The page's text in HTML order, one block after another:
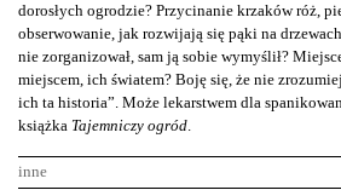
dorosłych ogrodzie? Przycinanie krzaków róż,
obserwowanie, jak rozwijają się pąki na
nie zorganizował, sam ją sobie wymyślił?
miejscem, ich światem? Boję się, że nie
ich ta historia”. Może lekarstwem dla
książka Tajemniczy ogród.
inne